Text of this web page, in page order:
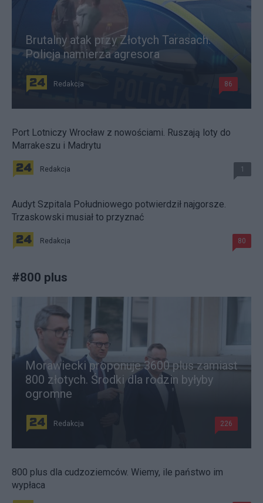
Brutalny atak przy Złotych Tarasach.
Policja namierza agresora
Redakcja 86
Port Lotniczy Wrocław z nowościami. Ruszają loty do
Marrakeszu i Madrytu
Redakcja 1
Audyt Szpitala Południowego potwierdził najgorsze.
Trzaskowski musiał to przyznać
Redakcja 80
#800 plus
Morawiecki proponuje 3600 plus zamiast
800 złotych. Środki dla rodzin byłyby
ogromne
Redakcja 226
800 plus dla cudzoziemców. Wiemy, ile państwo im
wypłaca